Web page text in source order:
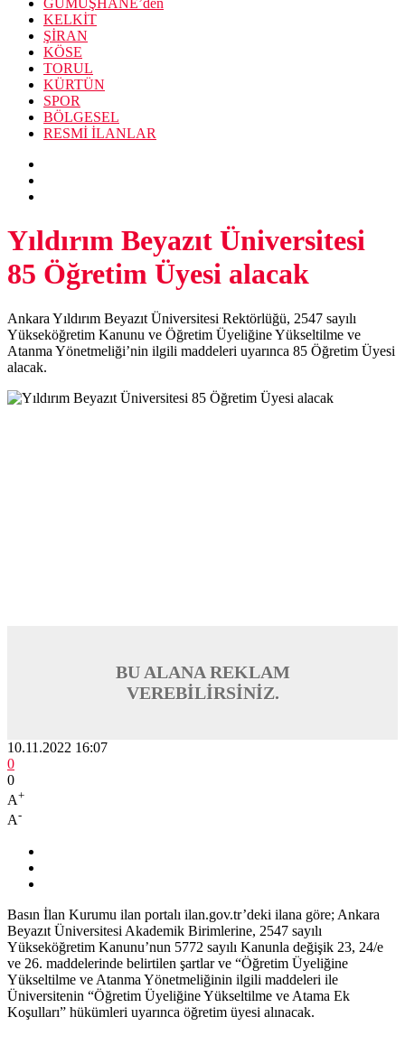
GÜMÜŞHANE’den
KELKİT
ŞİRAN
KÖSE
TORUL
KÜRTÜN
SPOR
BÖLGESEL
RESMİ İLANLAR
Yıldırım Beyazıt Üniversitesi
85 Öğretim Üyesi alacak
Ankara Yıldırım Beyazıt Üniversitesi Rektörlüğü, 2547 sayılı
Yükseköğretim Kanunu ve Öğretim Üyeliğine Yükseltilme ve
Atanma Yönetmeliği’nin ilgili maddeleri uyarınca 85 Öğretim Üyesi
alacak.
BU ALANA REKLAM
VEREBİLİRSİNİZ.
10.11.2022 16:07
0
0
A+
A-
Basın İlan Kurumu ilan portalı ilan.gov.tr’deki ilana göre; Ankara
Beyazıt Üniversitesi Akademik Birimlerine, 2547 sayılı
Yükseköğretim Kanunu’nun 5772 sayılı Kanunla değişik 23, 24/e
ve 26. maddelerinde belirtilen şartlar ve “Öğretim Üyeliğine
Yükseltilme ve Atanma Yönetmeliğinin ilgili maddeleri ile
Üniversitenin “Öğretim Üyeliğine Yükseltilme ve Atama Ek
Koşulları” hükümleri uyarınca öğretim üyesi alınacak.